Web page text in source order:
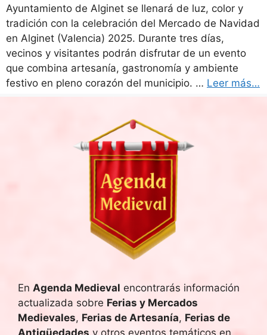
Ayuntamiento de Alginet se llenará de luz, color y
tradición con la celebración del Mercado de Navidad
en Alginet (Valencia) 2025. Durante tres días,
vecinos y visitantes podrán disfrutar de un evento
que combina artesanía, gastronomía y ambiente
festivo en pleno corazón del municipio. … Leer más…
En Agenda Medieval encontrarás información
actualizada sobre Ferias y Mercados
Medievales, Ferias de Artesanía, Ferias de
Antigüedades y otros eventos temáticos en